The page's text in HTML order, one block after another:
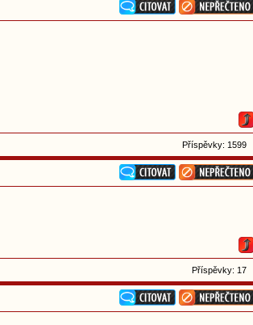
Příspěvky: 1599
Příspěvky: 17